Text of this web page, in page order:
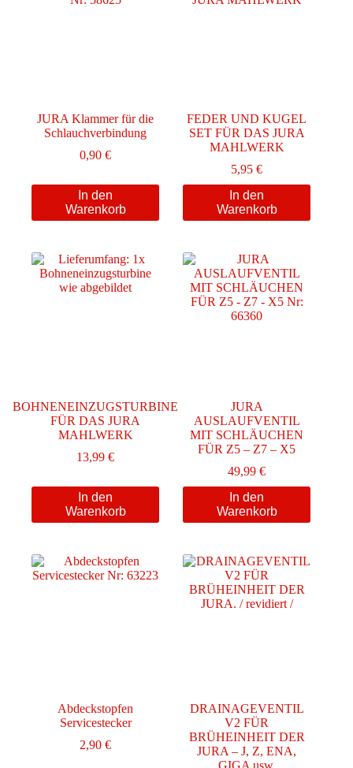
JURA Klammer für die
Schlauchverbindung
0,90€
In den
Warenkorb
FEDER UND KUGEL
SET FÜR DAS JURA
MAHLWERK
5,95€
In den
Warenkorb
BOHNENEINZUGSTURBINE
FÜR DAS JURA
MAHLWERK
13,99€
In den
Warenkorb
JURA
AUSLAUFVENTIL
MIT SCHLÄUCHEN
FÜR Z5 – Z7 – X5
49,99€
In den
Warenkorb
Abdeckstopfen
Servicestecker
2,90€
DRAINAGEVENTIL
V2 FÜR
BRÜHEINHEIT DER
JURA – J, Z, ENA,